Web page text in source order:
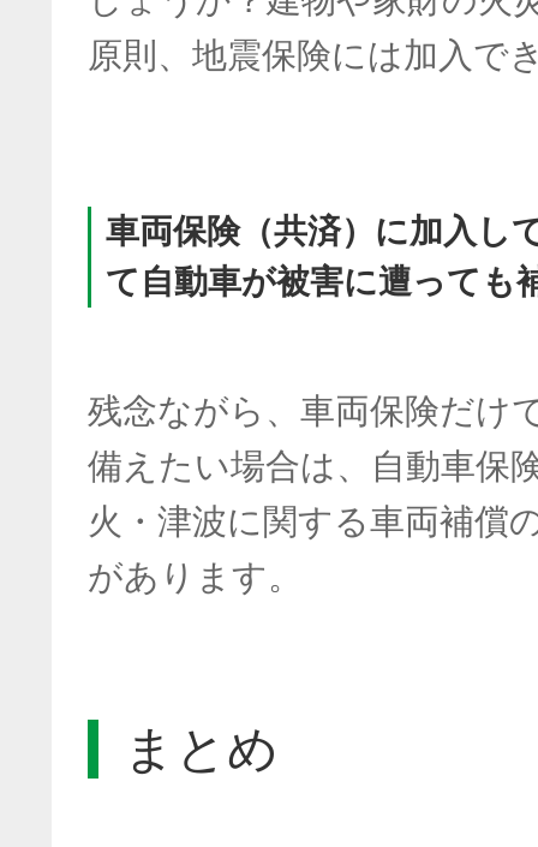
原則、地震保険には加入で
車両保険（共済）に加入し
て自動車が被害に遭っても
残念ながら、車両保険だけ
備えたい場合は、自動車保
火・津波に関する車両補償
があります。
まとめ